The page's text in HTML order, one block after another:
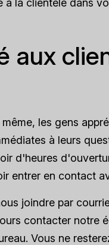
la clientèle dans
aux
les gens
à leurs
d'heures
entrer en contact
joindre par
contacter notre
Vous ne